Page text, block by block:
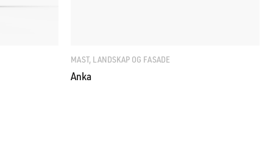
MAST, LANDSKAP OG FASADE
Anka